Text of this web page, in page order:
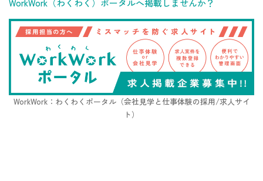
WorkWork（わくわく）ポータルへ掲載しませんか？
WorkWork：わくわくポータル（会社見学と仕事体験の採用/求人サイ
ト）